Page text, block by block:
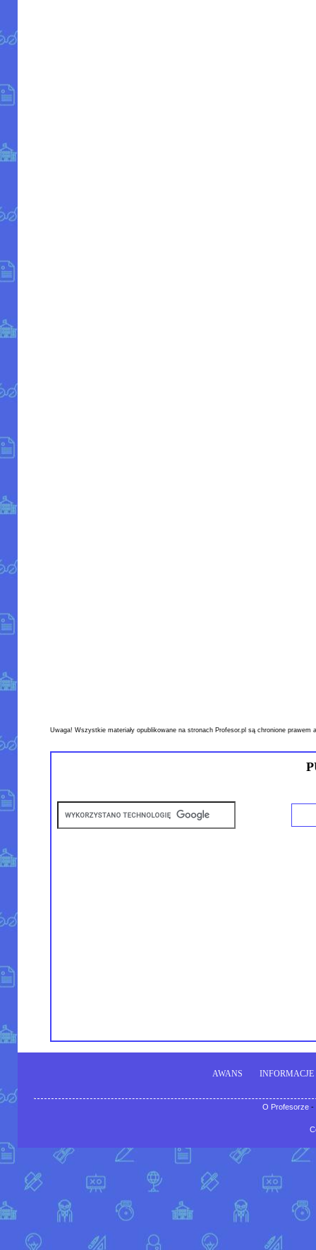
Uwaga! Wszystkie materiały opublikowane na stronach Profesor.pl są chronione
AWANS INFORMACJE
O Profesorze-